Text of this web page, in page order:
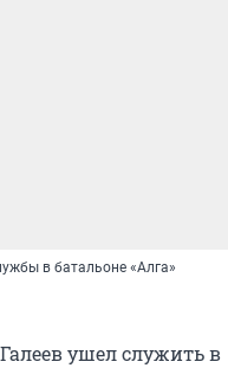
в батальоне «Алга»
ушел служить в